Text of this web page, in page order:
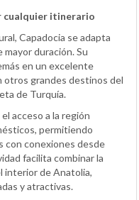
cualquier itinerario
Capadocia se adapta
duración. Su
en un excelente
otros grandes destinos del
de Turquía.
acceso a la región
permitiendo
con conexiones desde
facilita combinar la
interior de Anatolia,
y atractivas.